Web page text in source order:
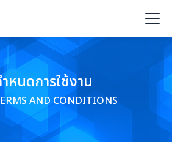
หนดการใช้งาน
AND CONDITIONS